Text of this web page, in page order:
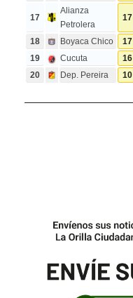
17
Alianza
Petrolera
17
18 Boyaca Chico 17
19
Cucuta 16
20
Dep. Pereira 10